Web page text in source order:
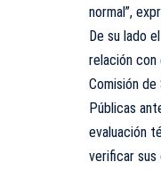
normal”,
De su lado
relación con
Comisión
Públicas
evaluación
verificar sus